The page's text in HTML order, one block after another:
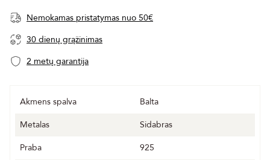
Nemokamas pristatymas nuo 50€
30 dienų grąžinimas
2 metų garantija
Akmens spalva
Balta
Metalas
Sidabras
Praba
925